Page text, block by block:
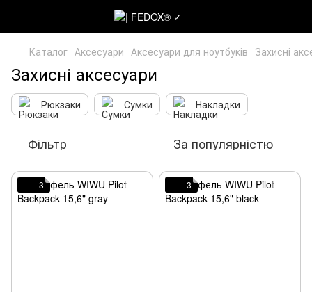
Каталог Аксесуари Аксесуари для ноутбуків Захисні
Захисні аксесуари
Рюкзаки Сумки Накладки
Фільтр За популярністю
3 3